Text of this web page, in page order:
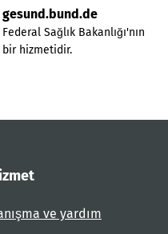
gesund.bund.de
Federal Sağlık Bakanlığı'nın
bir hizmetidir.
ve yardım